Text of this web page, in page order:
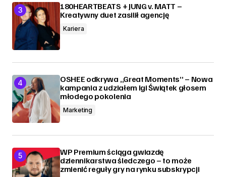
180HEARTBEATS + JUNG v. MATT –
Kreatywny duet zasilił agencję
Kariera
OSHEE odkrywa „Great Moments” – Nowa
kampania z udziałem Igi Świątek głosem
młodego pokolenia
Marketing
WP Premium ściąga gwiazdę
dziennikarstwa śledczego – to może
zmienić reguły gry na rynku subskrypcji